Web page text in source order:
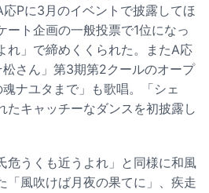
Pに3月のイベントで披露してほ
ート企画の一般投票で1位になっ
れ」で締めくくられた。またA応
さん」第3期第2クールのオープ
ナユタまで」も歌唱。「シェ
たキャッチーなダンスを初披露し
危うくも近うよれ」と同様に和風
「風吹けば月夜の果てに」、疾走